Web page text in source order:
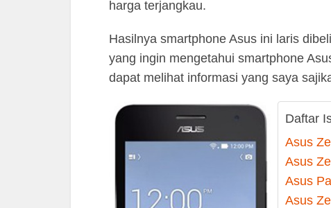
harga terjangkau.
Hasilnya smartphone Asus ini laris
yang ingin mengetahui smartphone
dapat melihat informasi yang saya
Daftar
Asus
Asus
Asus
Asus